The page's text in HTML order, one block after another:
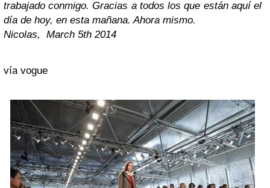
trabajado conmigo. Gracias a todos los que están aquí el
día de hoy, en esta mañana. Ahora mismo.
Nicolas, March 5th 2014
vía vogue